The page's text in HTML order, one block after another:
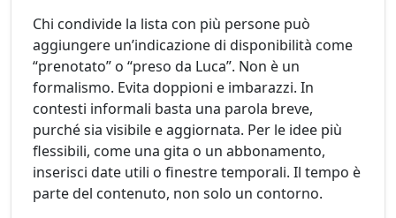
Chi condivide la lista con più persone può
aggiungere un’indicazione di disponibilità come
“prenotato” o “preso da Luca”. Non è un
formalismo. Evita doppioni e imbarazzi. In
contesti informali basta una parola breve,
purché sia visibile e aggiornata. Per le idee più
flessibili, come una gita o un abbonamento,
inserisci date utili o finestre temporali. Il tempo è
parte del contenuto, non solo un contorno.